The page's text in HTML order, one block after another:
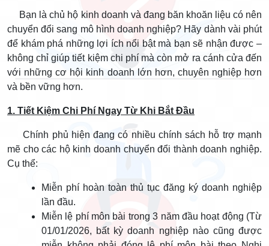
Bạn là chủ hộ kinh doanh và đang băn khoăn liệu có nên
chuyển đổi sang mô hình doanh nghiệp? Hãy dành vài phút
để khám phá những lợi ích nổi bật mà bạn sẽ nhận được –
không chỉ giúp tiết kiệm chi phí mà còn mở ra cánh cửa đến
với những cơ hội kinh doanh lớn hơn, chuyên nghiệp hơn
và bền vững hơn.
1. Tiết Kiệm Chi Phí Ngay Từ Khi Bắt Đầu
Chính phủ hiện đang có nhiều chính sách hỗ trợ mạnh
mẽ cho các hộ kinh doanh chuyển đổi thành doanh nghiệp.
Cụ thể:
Miễn phí hoàn toàn thủ tục đăng ký doanh nghiệp
lần đầu.
Miễn lệ phí môn bài trong 3 năm đầu hoạt động (Từ
01/01/2026, bất kỳ doanh nghiệp nào cũng được